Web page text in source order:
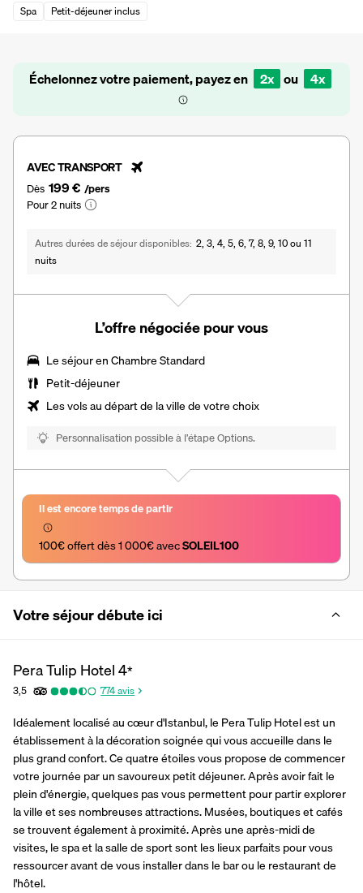
Spa Petit-déjeuner inclus
Échelonnez votre paiement, payez en 2x ou 4x
AVEC TRANSPORT
Dès 199 € /pers
Pour 2 nuits
Autres durées de séjour disponibles 2, 3, 4, 5, 6, 7, 8, 9, 10 ou 11
nuits
L’offre négociée pour vous
Le séjour en Chambre Standard
Petit-déjeuner
Les vols au départ de la ville de votre choix
Personnalisation possible à l’étape Options.
Il est encore temps de partir
100€ offert dès 1 000€ avec SOLEIL100
Votre séjour débute ici
Pera Tulip Hotel4*
3,5 774avis
Idéalement localisé au cœur d'Istanbul, le Pera Tulip Hotel est un
établissement à la décoration soignée qui vous accueille dans le
plus grand confort. Ce quatre étoiles vous propose de commencer
votre journée par un savoureux petit déjeuner. Après avoir fait le
plein d'énergie, quelques pas vous permettent pour partir explorer
la ville et ses nombreuses attractions. Musées, boutiques et cafés
se trouvent également à proximité. Après une après-midi de
visites, le spa et la salle de sport sont les lieux parfaits pour vous
ressourcer avant de vous installer dans le bar ou le restaurant de
l'hôtel.